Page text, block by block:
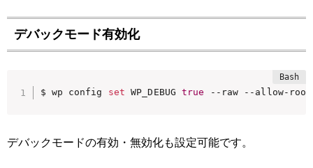
デバックモード有効化
$ wp config set WP_DEBUG true --raw --allow-root
デバックモードの有効・無効化も設定可能です。